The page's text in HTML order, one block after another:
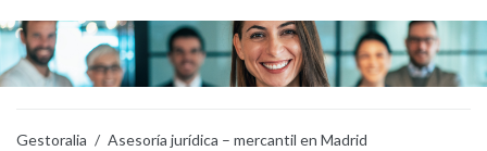
Gestoralia / Asesoría jurídica – mercantil en Madrid